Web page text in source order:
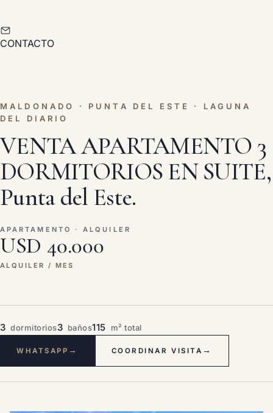
CONTACTO
MALDONADO · PUNTA DEL ESTE · LAGUNA
DEL DIARIO
VENTA APARTAMENTO 3
DORMITORIOS EN SUITE,
Punta del Este.
APARTAMENTO · ALQUILER
USD 40.000
ALQUILER / MES
3 dormitorios3 baños115 m² total
WHATSAPP → COORDINAR VISITA →